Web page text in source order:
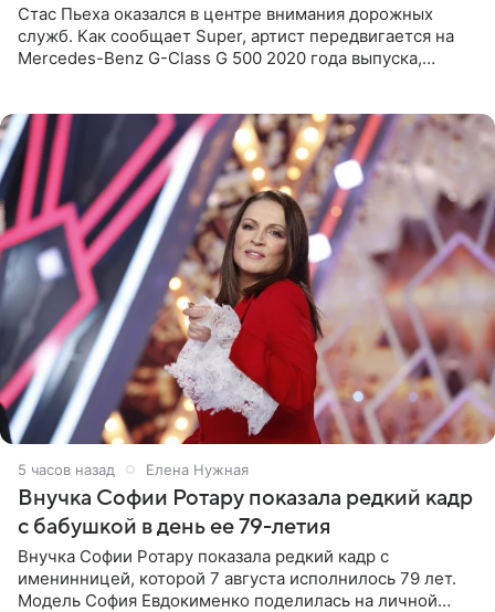
Стас Пьеха оказался в центре внимания дорожных
служб. Как сообщает Super, артист передвигается на
Mercedes-Benz G-Class G 500 2020 года выпуска,
5 часов назад Елена Нужная
Внучка Софии Ротару показала редкий кадр
с бабушкой в день ее 79-летия
Внучка Софии Ротару показала редкий кадр с
именинницей, которой 7 августа исполнилось 79 лет.
Модель София Евдокименко поделилась на личной